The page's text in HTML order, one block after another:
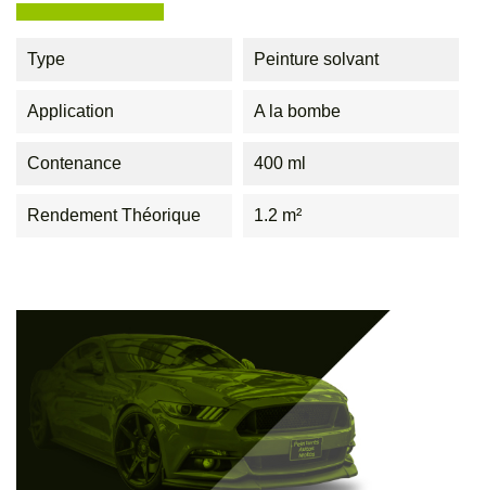
Type Peinture solvant
Application A la bombe
Contenance 400 ml
Rendement Théorique 1.2 m²